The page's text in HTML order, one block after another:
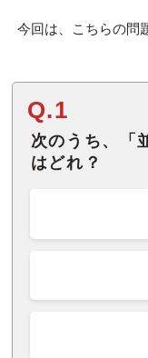
今回は、こちらの問
Q.1
次のうち、「
はどれ？